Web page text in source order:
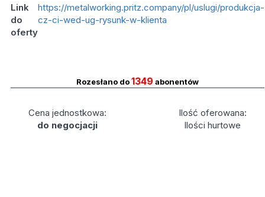
Link
do
oferty
https://metalworking.pritz.company/pl/uslugi/produkcja-
cz-ci-wed-ug-rysunk-w-klienta
Rozesłano do1349 abonentów
Cena jednostkowa:
do negocjacji
Ilość oferowana:
Ilości hurtowe